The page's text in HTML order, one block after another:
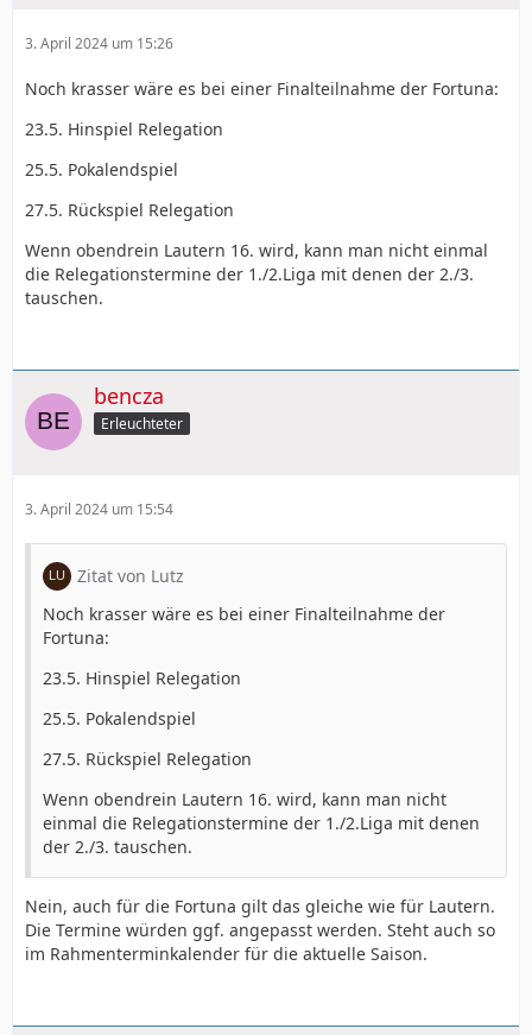
3. April 2024 um 15:26
Noch krasser wäre es bei einer Finalteilnahme der Fortuna:
23.5. Hinspiel Relegation
25.5. Pokalendspiel
27.5. Rückspiel Relegation
Wenn obendrein Lautern 16. wird, kann man nicht einmal
die Relegationstermine der 1./2.Liga mit denen der 2./3.
tauschen.
bencza
Erleuchteter
3. April 2024 um 15:54
Zitat von Lutz
Noch krasser wäre es bei einer Finalteilnahme der
Fortuna:
23.5. Hinspiel Relegation
25.5. Pokalendspiel
27.5. Rückspiel Relegation
Wenn obendrein Lautern 16. wird, kann man nicht
einmal die Relegationstermine der 1./2.Liga mit denen
der 2./3. tauschen.
Nein, auch für die Fortuna gilt das gleiche wie für Lautern.
Die Termine würden ggf. angepasst werden. Steht auch so
im Rahmenterminkalender für die aktuelle Saison.